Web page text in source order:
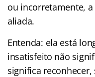
ou incorretamente,
aliada.
Entenda: ela está
insatisfeito não
significa